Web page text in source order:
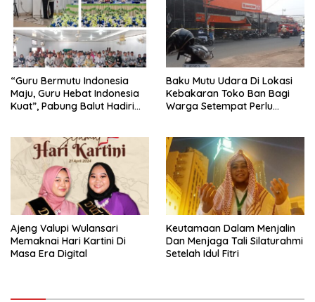
“Guru Bermutu Indonesia
Maju, Guru Hebat Indonesia
Kuat”, Pabung Balut Hadiri
Baku Mutu Udara Di Lokasi
Kebakaran Toko Ban Bagi
Warga Setempat Perlu
Ajeng Valupi Wulansari
Memaknai Hari Kartini Di
Masa Era Digital
Keutamaan Dalam Menjalin
Dan Menjaga Tali Silaturahmi
Setelah Idul Fitri